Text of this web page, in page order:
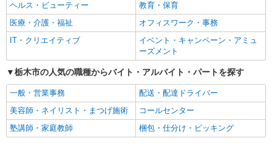
週払い
給与前払いOK
副業・WワークOK
登録制
交通費支給
社会保険あり
産休・育休取得実績あり
資格取得支援制度あり
各種手当（家族・役職・インセンティブなど）あり
同じ職種から求人を探す
軽作業・製造・物流
梱包・仕分け・ピッキング
製造・組立・加工
ヘルス・ビューティー
教育・保育
医療・介護・福祉
オフィスワーク・事務
IT・クリエイティブ
イベント・キャンペーン・アミュ
ーズメント
栃木市の人気の職種からバイト・アルバイト・パートを探す
一般・営業事務
配送・配達ドライバー
美容師・ネイリスト・まつげ施術
コールセンター
塾講師・家庭教師
梱包・仕分け・ピッキング